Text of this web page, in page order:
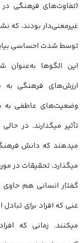
(تفاوت‌های فرهنگی در
غیرمعنی‌دار بودند، که
توسط شدت احساسی
این الگوها
ارزش‌های فرهنگی
وضعیت‌های عاطفی به
تأثیر میگذارند. در
میدهند که دانش
میگذارد، تحقیقات در
گفتار انسانی هم
غنی که افراد برای
میکنند. زمانی که